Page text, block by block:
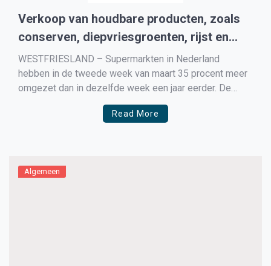
Verkoop van houdbare producten, zoals
conserven, diepvriesgroenten, rijst en
pasta sterk gestegen door de
coronacrisis
WESTFRIESLAND – Supermarkten in Nederland
hebben in de tweede week van maart 35 procent meer
omgezet dan in dezelfde week een jaar eerder. De
omzet in week 11, die liep van 9 tot en met 15 maart
2020, kwam hiermee hoger uit dan in de week voor
Read More
Algemeen